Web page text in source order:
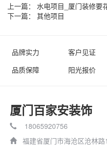
上一篇： 水电项目_厦门装修要
下一篇： 其他项目
品牌实力 客户见证
品质保障
阳光报价
厦门百家安装饰
18065920756
福建省厦门市海沧区沧林路